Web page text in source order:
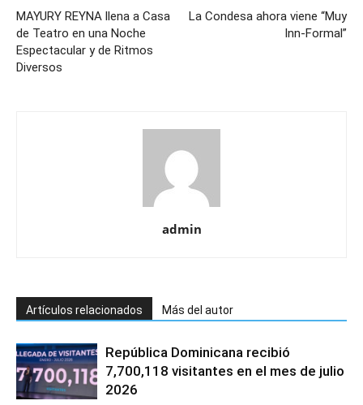
MAYURY REYNA llena a Casa
de Teatro en una Noche
Espectacular y de Ritmos
Diversos
La Condesa ahora viene “Muy
Inn-Formal”
admin
Artículos relacionados Más del autor
República Dominicana recibió
7,700,118 visitantes en el mes de julio
2026